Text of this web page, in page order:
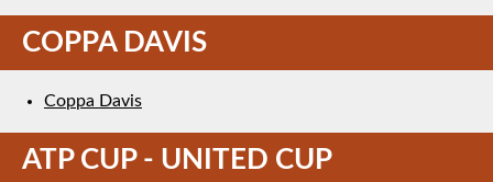
COPPA DAVIS
Coppa Davis
ATP CUP - UNITED CUP